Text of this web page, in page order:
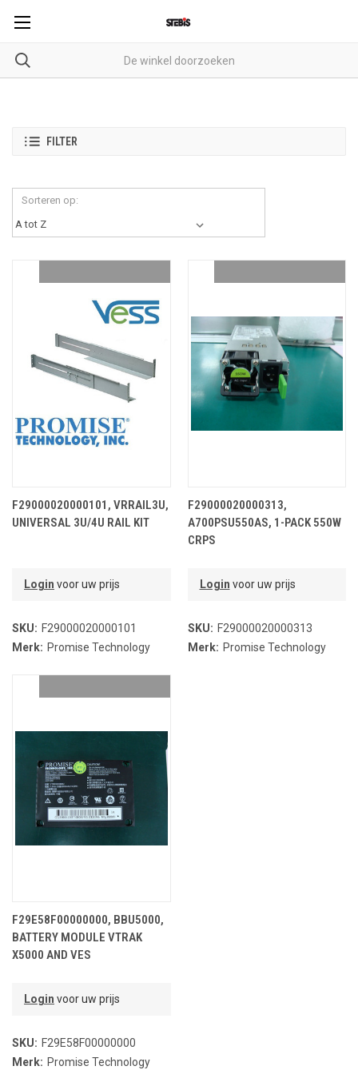
FILTER
Sorteren op:
F29000020000101, VRRAIL3U,
UNIVERSAL 3U/4U RAIL KIT
Login voor uw prijs
SKU: F29000020000101
Merk: Promise Technology
F29000020000313,
A700PSU550AS, 1-PACK 550W
CRPS
Login voor uw prijs
SKU: F29000020000313
Merk: Promise Technology
F29E58F00000000, BBU5000,
BATTERY MODULE VTRAK
X5000 AND VES
Login voor uw prijs
SKU: F29E58F00000000
Merk: Promise Technology